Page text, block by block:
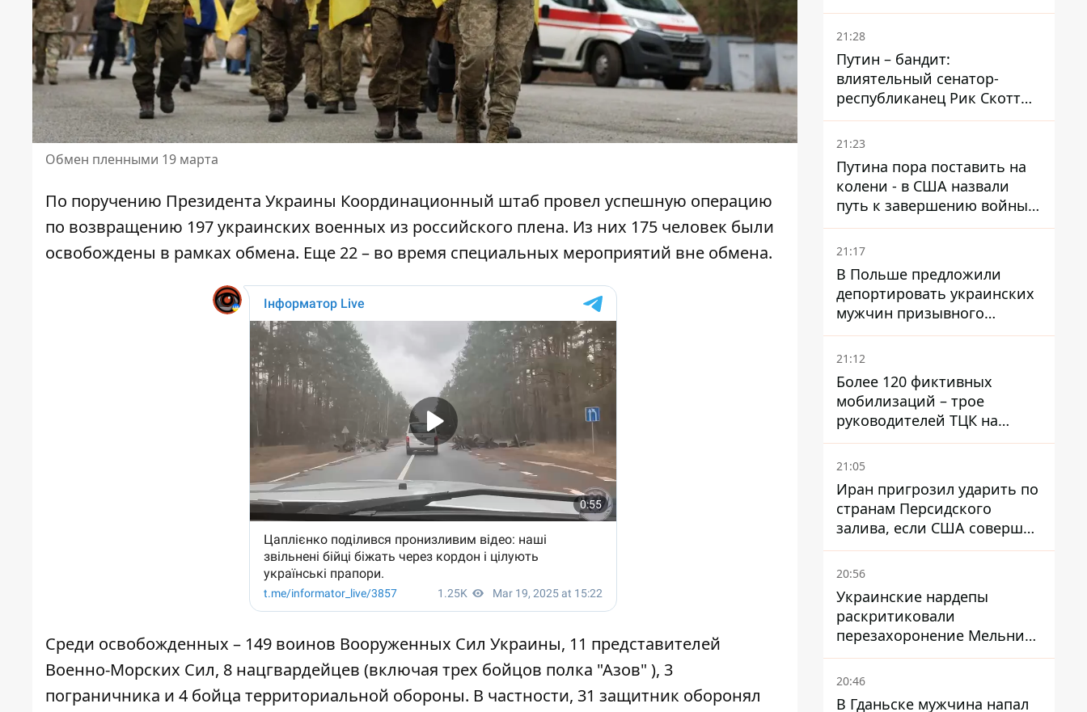
Обмен пленными 19 марта
По поручению Президента Украины Координационный штаб провел успешную операцию
по возвращению 197 украинских военных из российского плена. Из них 175 человек были
освобождены в рамках обмена. Еще 22 – во время специальных мероприятий вне обмена.
Среди освобожденных – 149 воинов Вооруженных Сил Украины, 11 представителей
Военно-Морских Сил, 8 нацгвардейцев (включая трех бойцов полка "Азов" ), 3
пограничника и 4 бойца территориальной обороны. В частности, 31 защитник оборонял
ударами оказались пять
районов области
21:28
Путин – бандит:
влиятельный сенатор-
республиканец Рик Скотт
призвал Конгресс привлечь
РФ к ответственности за
21:23
Путина пора поставить на
колени - в США назвали
путь к завершению войны -
National Security Journal
21:17
В Польше предложили
депортировать украинских
мужчин призывного
возраста - кого это может
затронуть
21:12
Более 120 фиктивных
мобилизаций – трое
руководителей ТЦК на
Волыни и Буковине
получили подозрения за
21:05
Иран пригрозил ударить по
странам Персидского
залива, если США совершат
хотя бы одну атаку - Reuters
20:56
Украинские нардепы
раскритиковали
перезахоронение Мельника
из-за риска
дипломатической изоляции
20:46
В Гданьске мужчина напал